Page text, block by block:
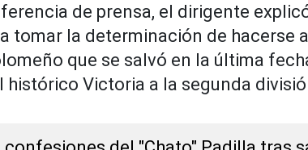
de prensa, el dirigente
tomar la determinación de hacerse
que se salvó en la última
histórico Victoria a la segunda